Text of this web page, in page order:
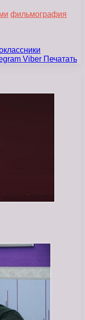
фильмография
Viber Печатать